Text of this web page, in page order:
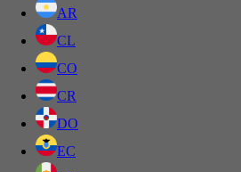
AR
CL
CO
CR
DO
EC